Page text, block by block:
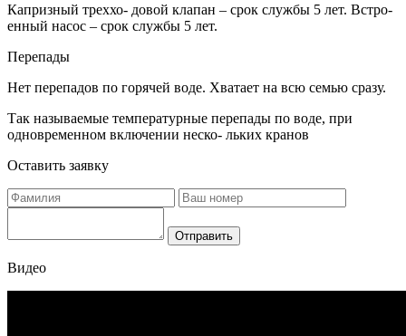
Капризный треххо- довой клапан – срок службы 5 лет. Встро-
енный насос – срок службы 5 лет.
Перепады
Нет перепадов по горячей воде. Хватает на всю семью сразу.
Так называемые температурные перепады по воде, при
одновременном включении неско- льких кранов
Оставить заявку
Отправить
Видео